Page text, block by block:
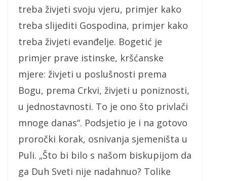
treba živjeti svoju vjeru, primjer kako
treba slijediti Gospodina, primjer kako
treba živjeti evanđelje. Bogetić je
primjer prave istinske, kršćanske
mjere: živjeti u poslušnosti prema
Bogu, prema Crkvi, živjeti u poniznosti,
u jednostavnosti. To je ono što privlači
mnoge danas“. Podsjetio je i na gotovo
proročki korak, osnivanja sjemeništa u
Puli. „Što bi bilo s našom biskupijom da
ga Duh Sveti nije nadahnuo? Tolike